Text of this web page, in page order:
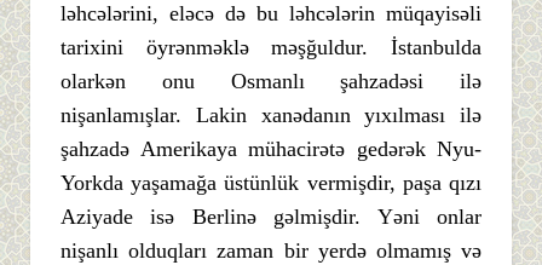
ləhcələrini, eləcə də bu ləhcələrin müqayisəli
tarixini öyrənməklə məşğuldur. İstanbulda
olarkən onu Osmanlı şahzadəsi ilə
nişanlamışlar. Lakin xanədanın yıxılması ilə
şahzadə Amerikaya mühacirətə gedərək Nyu-
Yorkda yaşamağa üstünlük vermişdir, paşa qızı
Aziyade isə Berlinə gəlmişdir. Yəni onlar
nişanlı olduqları zaman bir yerdə olmamış və